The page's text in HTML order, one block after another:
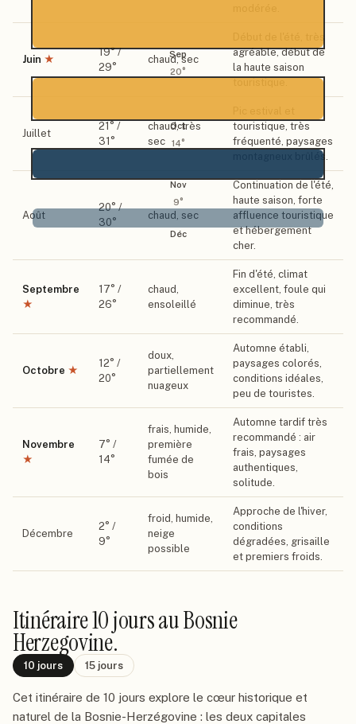
Sep
20°
Oct
14°
Nov
9°
Déc
Juin ★
19° /
29°
chaud, sec
agréable, début de
la haute saison
Juillet
21 ° /
31 °
chaud, très
sec
touristique, très
fréquenté, paysages
montagneux brûlés.
Août
20° /
30°
chaud, sec
Continuation de l'été,
haute saison, forte
affluence touristique
et hébergement
cher.
Septembre
★
17° /
26°
chaud,
ensoleillé
Fin d'été, climat
excellent, foule qui
diminue, très
recommandé.
Octobre ★
12° /
20°
doux,
partiellement
nuageux
Automne établi,
paysages colorés,
conditions idéales,
peu de touristes.
Novembre
★
7° /
14°
frais, humide,
première
fumée de
bois
Automne tardif très
recommandé : air
frais, paysages
authentiques,
solitude.
Décembre
2° /
9°
froid, humide,
neige
possible
Approche de l'hiver,
conditions
dégradées, grisaille
et premiers froids.
Itinéraire10 joursau Bosnie
Herzegovine.
10 jours 15 jours
Cet itinéraire de 10 jours explore le cœur historique et
naturel de la Bosnie-Herzégovine : les deux capitales